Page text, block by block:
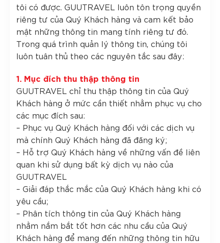
tôi có được. GUUTRAVEL luôn tôn trọng quyền
riêng tư của Quý Khách hàng và cam kết bảo
mật những thông tin mang tính riêng tư đó.
Trong quá trình quản lý thông tin, chúng tôi
luôn tuân thủ theo các nguyên tắc sau đây:
1. Mục đích thu thập thông tin
GUUTRAVEL chỉ thu thập thông tin của Quý
Khách hàng ở mức cần thiết nhằm phục vụ cho
các mục đích sau:
– Phục vụ Quý Khách hàng đối với các dịch vụ
mà chính Quý Khách hàng đã đăng ký;
– Hỗ trợ Quý Khách hàng về những vấn đề liên
quan khi sử dụng bất kỳ dịch vụ nào của
GUUTRAVEL
– Giải đáp thắc mắc của Quý Khách hàng khi có
yêu cầu;
– Phân tích thông tin của Quý Khách hàng
nhằm nắm bắt tốt hơn các nhu cầu của Quý
Khách hàng để mang đến những thông tin hữu